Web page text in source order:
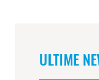
ULTIME